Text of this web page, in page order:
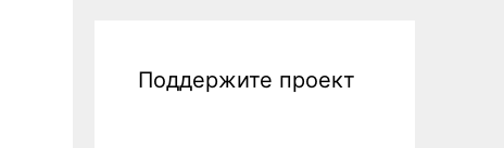
Поддержите проект